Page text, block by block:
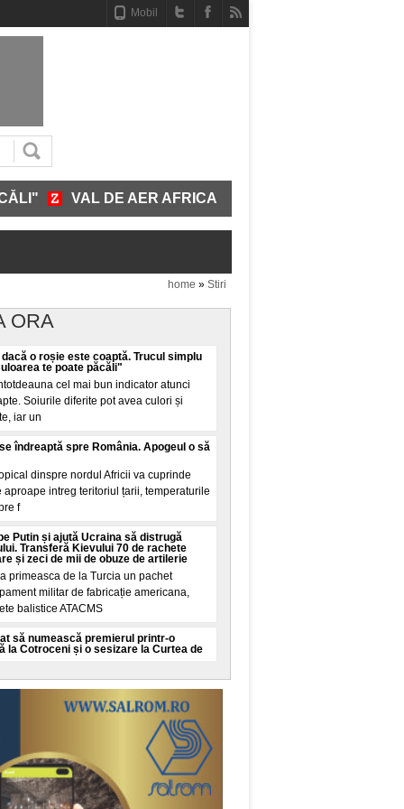
Mobil
VAL DE AER AFRICAN SE ÎNDREAPTĂ SPRE
home » Stiri
ORA
o roșie este coaptă. Trucul simplu
te poate păcăli"
cel mai bun indicator atunci
Soiurile diferite pot avea culori și
iar un
îndreaptă spre România. Apogeul o să
dinspre nordul Africii va cuprinde
intreg teritoriul țarii, temperaturile
f
Putin și ajută Ucraina să distrugă
Transferă Kievului 70 de rachete
și zeci de mii de obuze de artilerie
primeasca de la Turcia un pachet
militar de fabricație americana,
balistice ATACMS
să numească premierul printr-o
la Cotroceni și o sesizare la Curtea de
a sesizat Curtea de Apel
președintelui Nicușor Dan de a
candidat de prim-minis
cu macete din Târgu Jiu. Două
sambata, printre mașinile de pe o
cu macete și spray lacrimogen. Scenele
pe st